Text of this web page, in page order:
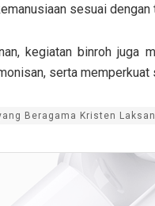
sesuai dengan
kegiatan binroh juga
serta
Beragama Kristen